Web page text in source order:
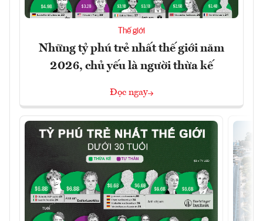
Thế giới
Những tỷ phú trẻ nhất thế giới năm
2026, chủ yếu là người thừa kế
Đọc ngay